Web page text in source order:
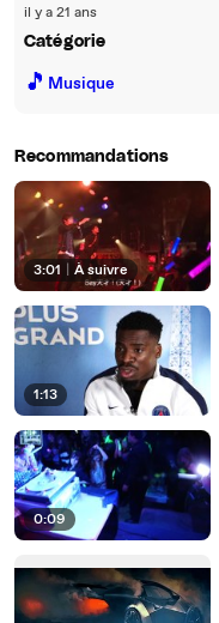
il y a 21 ans
Catégorie
🎵 Musique
Recommandations
3:01 À suivre
1:13
0:09